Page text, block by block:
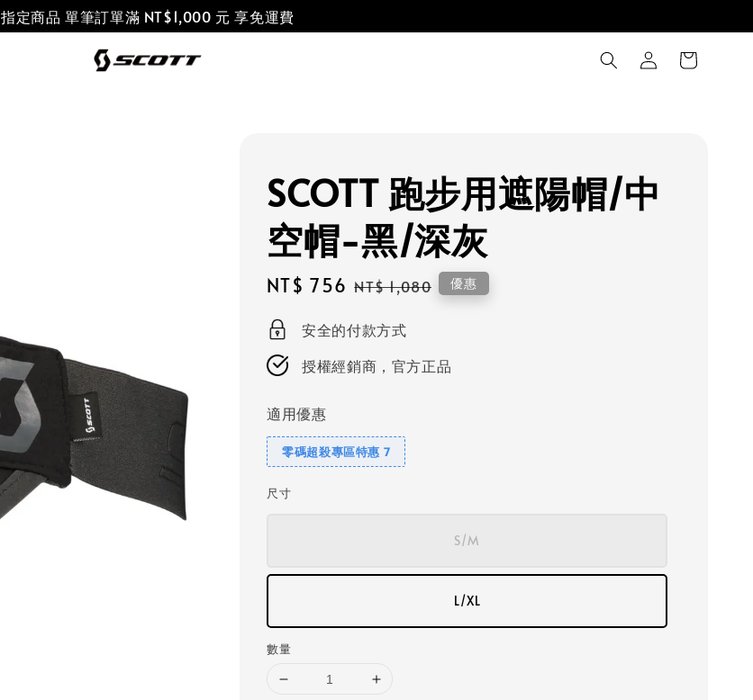
指定商品 單筆訂單滿 NT$1,000 元 享免運費
SCOTT 跑步用遮陽帽/中
空帽-黑/深灰
Sale
price
NT$ 756 Regular
NT$ 1,080 優惠
安全的付款方式
授權經銷商，官方正品
適用優惠
零碼超殺專區特惠 7
尺寸
S/M
L/XL
數量